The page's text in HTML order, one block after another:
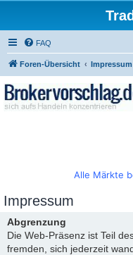
FAQ
Foren-Übersicht Impressum
Alle Märkte
Impressum
Abgrenzung
Die Web-Präsenz ist Teil
fremden, sich jederzeit